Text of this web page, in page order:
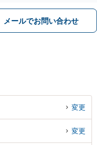
メールでお問い合わせ
変更
変更